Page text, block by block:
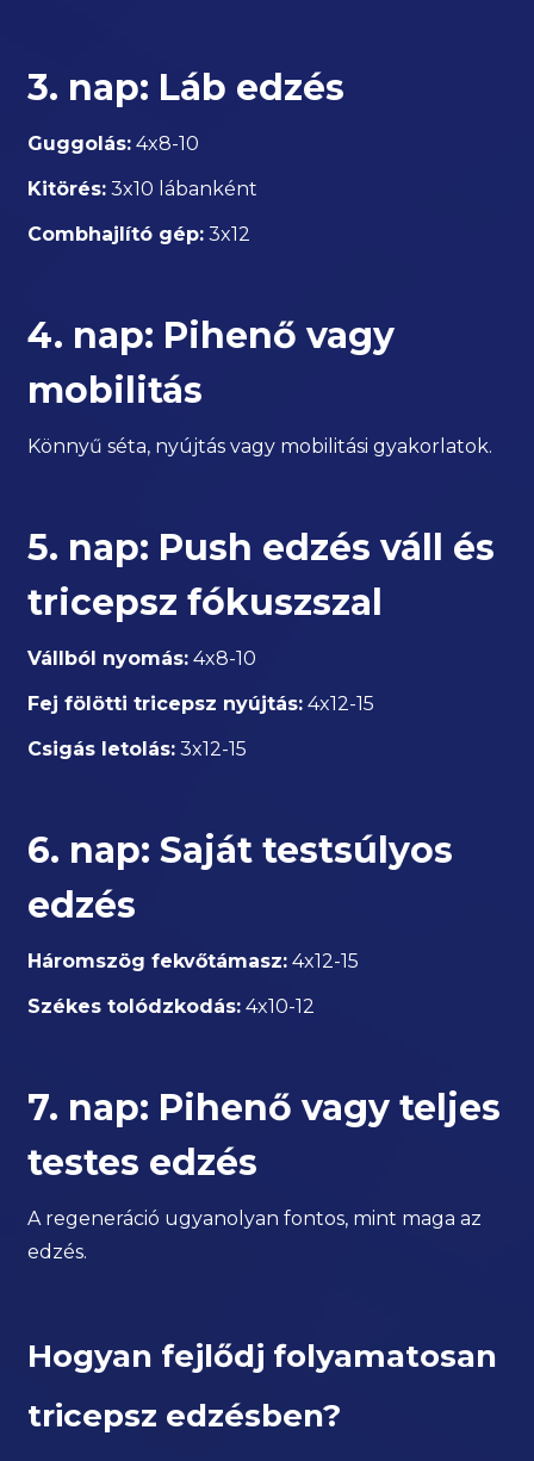
3. nap: Láb edzés
Guggolás: 4x8-10
Kitörés: 3x10 lábanként
Combhajlító gép: 3x12
4. nap: Pihenő vagy
mobilitás
Könnyű séta, nyújtás vagy mobilitási gyakorlatok.
5. nap: Push edzés váll és
tricepsz fókuszszal
Vállból nyomás: 4x8-10
Fej fölötti tricepsz nyújtás: 4x12-15
Csigás letolás: 3x12-15
6. nap: Saját testsúlyos
edzés
Háromszög fekvőtámasz: 4x12-15
Székes tolódzkodás: 4x10-12
7. nap: Pihenő vagy teljes
testes edzés
A regeneráció ugyanolyan fontos, mint maga az
edzés.
Hogyan fejlődj folyamatosan
tricepsz edzésben?